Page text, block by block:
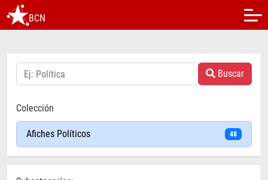
BCN
Buscar
Colección
Afiches Políticos 48